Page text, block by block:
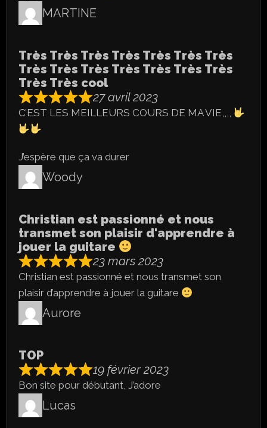
MARTINE
Très Très Très Très Très Très Très
Très Très Très Très Très Très Très
Très Très cool
27 avril 2023
C’EST LES MEILLEURS COURS DE MA VIE,,,,
J’espère que ça va durer
Woody
Christian est passionné et nous
transmet son plaisir d'apprendre à
jouer la guitare
23 mars 2023
Christian est passionné et nous transmet son
plaisir d’apprendre à jouer la guitare
Aurore
TOP
19 février 2023
Bon site pour débutant, J’adore
Lucas